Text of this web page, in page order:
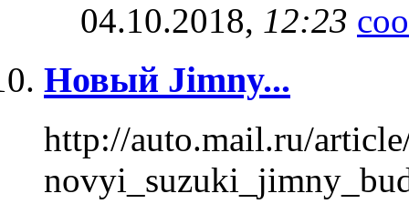
04.10.2018, 12:23
Новый Jimny...
http://auto.mail.ru/